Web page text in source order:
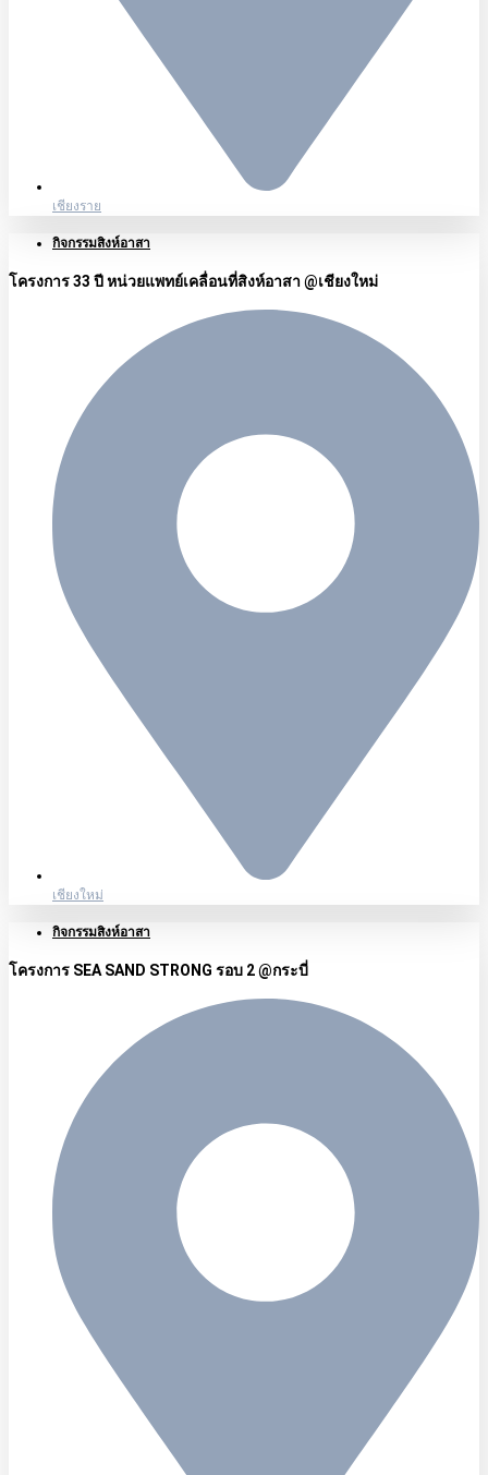
เชียงราย
กิจกรรมสิงห์อาสา
โครงการ 33 ปี หน่วยแพทย์เคลื่อนที่สิงห์อาสา @เชียงใหม่
เชียงใหม่
กิจกรรมสิงห์อาสา
โครงการ SEA SAND STRONG รอบ 2 @กระบี่